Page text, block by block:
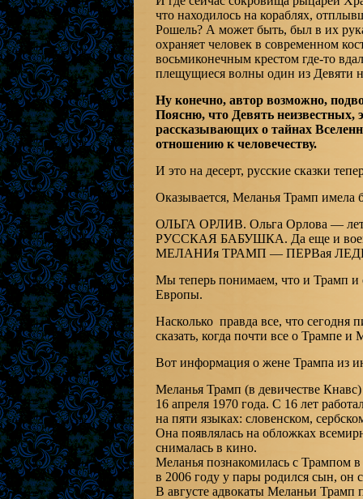
что находилось на кораблях,
Рошель? А может быть, был в их
охраняет человек в современном
восьмиконечным крестом где-то
плещущиеся волны один из Девяти
Ну конечно, автор возможно,
Поясню, что Девять неизвестных,
рассказывающих о тайнах
отношению к человечеству.
И это на десерт, русские сказки
Оказывается, Меланья Трамп имела
ОЛЬГА ОРЛИВ. Ольга Орлова —
РУССКАЯ БАБУШКА. Да еще и
МЕЛАНИя ТРАМП — ПЕРВая ЛЕДИ
Мы теперь понимаем, что и Трамп и
Европы.
Насколько правда все, что сегодня
сказать, когда почти все о Трампе
Вот информация о жене Трампа из
Меланья Трамп (в девичестве
16 апреля 1970 года. С 16 лет
на пяти языках: словенском,
Она появлялась на обложках
снималась в кино.
Меланья познакомилась с Трампом
в 2006 году у пары родился сын, он
В августе адвокаты Меланьи Трамп